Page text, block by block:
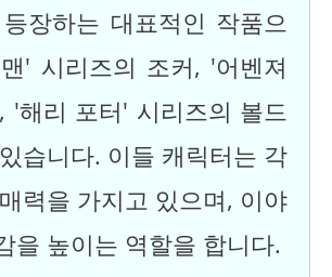
장하는 대표적인 작품으
' 시리즈의 조커, '어벤져
'해리 포터' 시리즈의 볼드
습니다. 이들 캐릭터는 각
력을 가지고 있으며, 이야
을 높이는 역할을 합니다.